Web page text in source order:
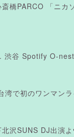
橋PARCO 「ニカ
渋谷 Spotify O-
湾で初のワンマン
沢SUNS DJ出演